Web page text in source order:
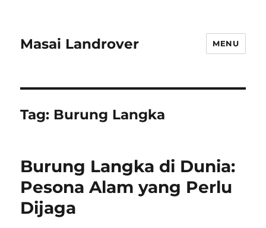
Masai Landrover MENU
Tag: Burung Langka
Burung Langka di Dunia:
Pesona Alam yang Perlu
Dijaga